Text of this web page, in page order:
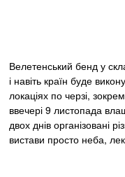
Велетенський бенд у
і навіть країн буде
локаціях по черзі,
ввечері 9 листопада
двох днів організовані
вистави просто неба,